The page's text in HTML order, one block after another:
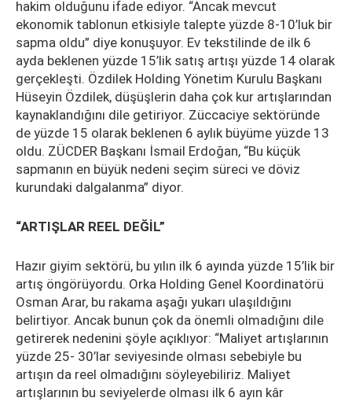
hakim olduğunu ifade ediyor. “Ancak mevcut
ekonomik tablonun etkisiyle talepte yüzde 8-10’luk bir
sapma oldu” diye konuşuyor. Ev tekstilinde de ilk 6
ayda beklenen yüzde 15’lik satış artışı yüzde 14 olarak
gerçekleşti. Özdilek Holding Yönetim Kurulu Başkanı
Hüseyin Özdilek, düşüşlerin daha çok kur artışlarından
kaynaklandığını dile getiriyor. Züccaciye sektöründe
de yüzde 15 olarak beklenen 6 aylık büyüme yüzde 13
oldu. ZÜCDER Başkanı İsmail Erdoğan, “Bu küçük
sapmanın en büyük nedeni seçim süreci ve döviz
kurundaki dalgalanma” diyor.
“ARTIŞLAR REEL DEĞİL”
Hazır giyim sektörü, bu yılın ilk 6 ayında yüzde 15’lik bir
artış öngörüyordu. Orka Holding Genel Koordinatörü
Osman Arar, bu rakama aşağı yukarı ulaşıldığını
belirtiyor. Ancak bunun çok da önemli olmadığını dile
getirerek nedenini şöyle açıklıyor: “Maliyet artışlarının
yüzde 25- 30’lar seviyesinde olması sebebiyle bu
artışın da reel olmadığını söyleyebiliriz. Maliyet
artışlarının bu seviyelerde olması ilk 6 ayın kâr